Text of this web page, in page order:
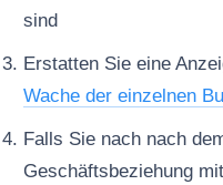
sind
Erstatten Sie eine
Wache der einzelnen
Falls Sie nach nach
Geschäftsbeziehung mit